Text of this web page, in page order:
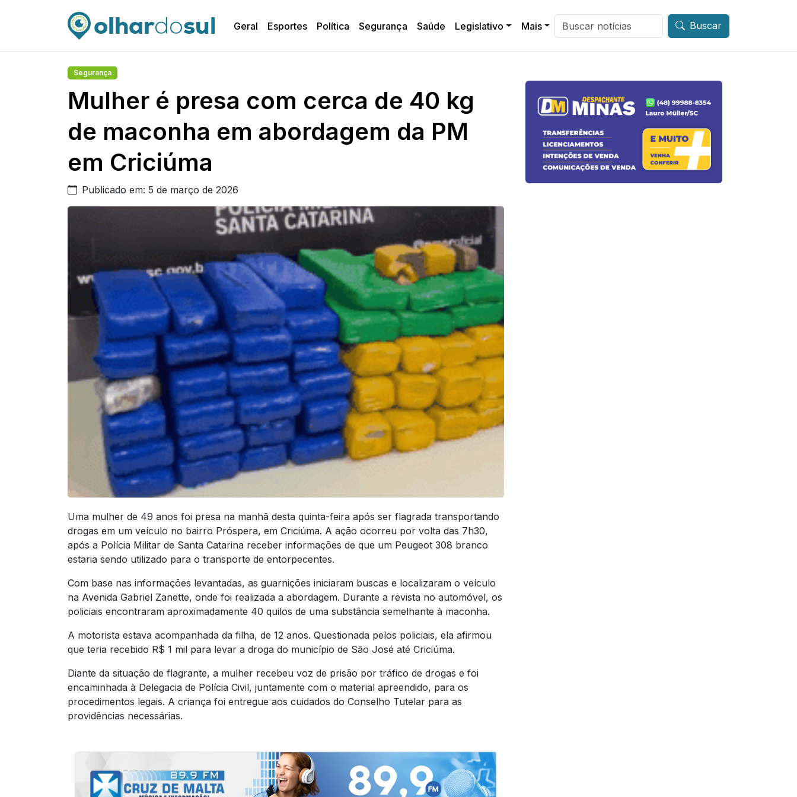
Geral Esportes Política Segurança Saúde Legislativo Mais Buscar
Segurança
Mulher é presa com cerca de 40 kg
de maconha em abordagem da PM
em Criciúma
Publicado em: 5 de março de 2026
Uma mulher de 49 anos foi presa na manhã desta quinta-feira após ser flagrada transportando
drogas em um veículo no bairro Próspera, em Criciúma. A ação ocorreu por volta das 7h30,
após a Polícia Militar de Santa Catarina receber informações de que um Peugeot 308 branco
estaria sendo utilizado para o transporte de entorpecentes.
Com base nas informações levantadas, as guarnições iniciaram buscas e localizaram o veículo
na Avenida Gabriel Zanette, onde foi realizada a abordagem. Durante a revista no automóvel, os
policiais encontraram aproximadamente 40 quilos de uma substância semelhante à maconha.
A motorista estava acompanhada da filha, de 12 anos. Questionada pelos policiais, ela afirmou
que teria recebido R$ 1 mil para levar a droga do município de São José até Criciúma.
Diante da situação de flagrante, a mulher recebeu voz de prisão por tráfico de drogas e foi
encaminhada à Delegacia de Polícia Civil, juntamente com o material apreendido, para os
procedimentos legais. A criança foi entregue aos cuidados do Conselho Tutelar para as
providências necessárias.